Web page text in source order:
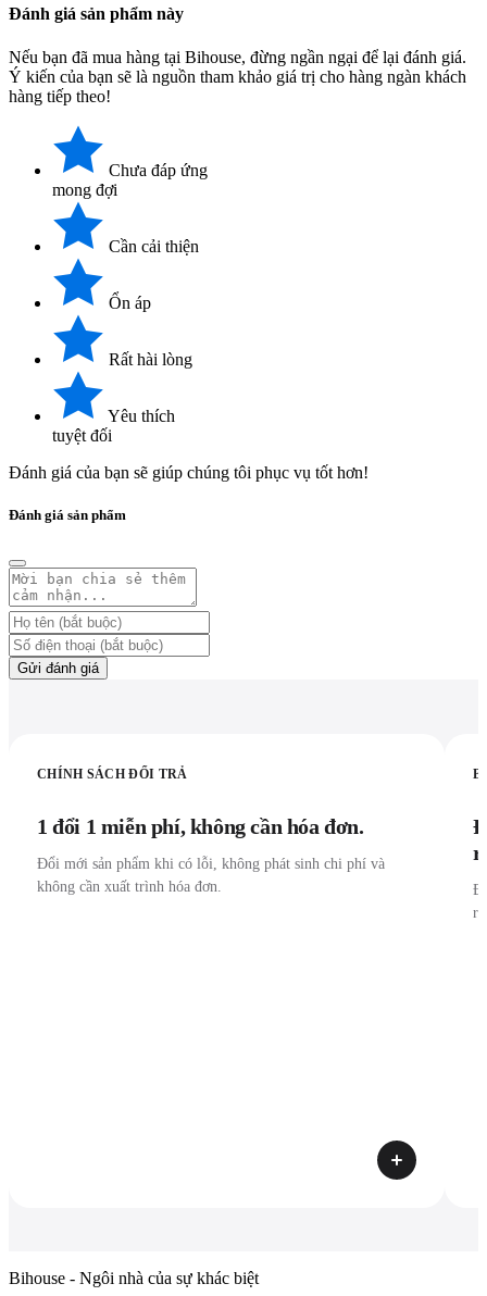
Đánh giá sản phẩm này
Nếu bạn đã mua hàng tại Bihouse, đừng ngần ngại để lại đánh giá.
Ý kiến của bạn sẽ là nguồn tham khảo giá trị cho hàng ngàn khách
hàng tiếp theo!
Chưa đáp ứng
mong đợi
Cần cải thiện
Ổn áp
Rất hài lòng
Yêu thích
tuyệt đối
Đánh giá của bạn sẽ giúp chúng tôi phục vụ tốt hơn!
Đánh giá sản phẩm
Gửi đánh giá
CHÍNH SÁCH ĐỔI TRẢ
1 đổi 1 miễn phí, không cần hóa đơn.
Đổi mới sản phẩm khi có lỗi, không phát sinh chi phí và
không cần xuất trình hóa đơn.
Bihouse - Ngôi nhà của sự khác biệt